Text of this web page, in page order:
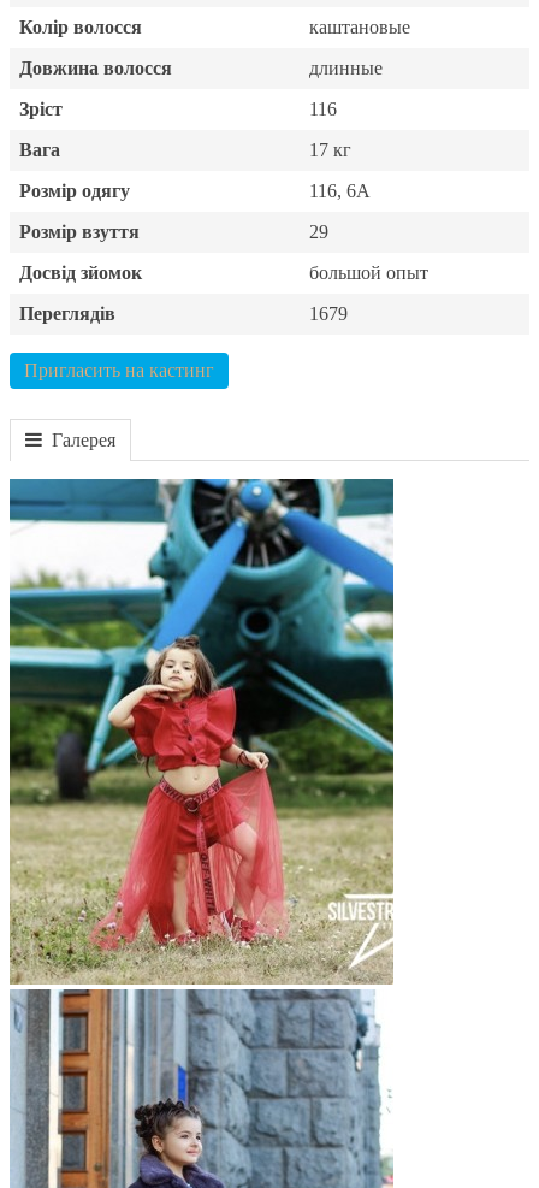
Колір волосся
каштановые
Довжина волосся
длинные
Зріст
116
Вага
17 кг
Розмір одягу
116, 6А
Розмір взуття
29
Досвід зйомок
большой опыт
Переглядів
1679
Пригласить на кастинг
Галерея